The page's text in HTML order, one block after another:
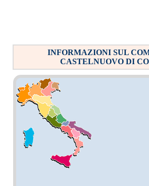
INFORMAZIONI SUL
CASTELNUOVO DI